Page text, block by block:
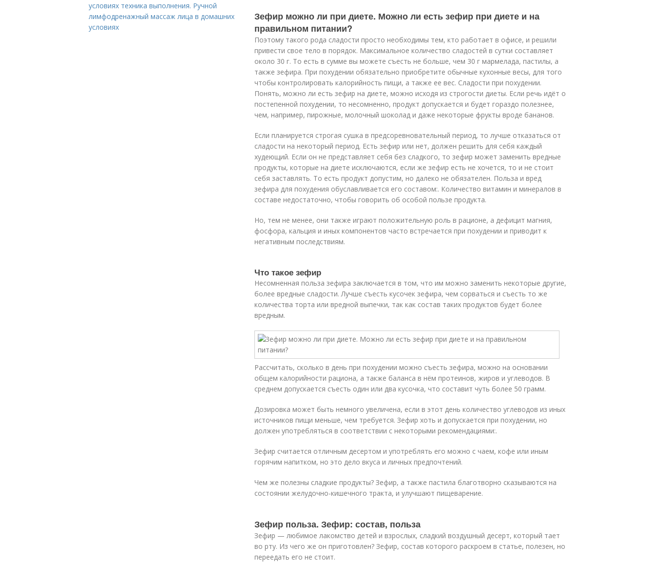
Зефир можно ли при диете. Можно ли есть зефир при диете и на
правильном питании?
Поэтому такого рода сладости просто необходимы тем, кто работает в офисе, и решили
привести свое тело в порядок. Максимальное количество сладостей в сутки составляет
около 30 г. То есть в сумме вы можете съесть не больше, чем 30 г мармелада, пастилы, а
также зефира. При похудении обязательно приобретите обычные кухонные весы, для того
чтобы контролировать калорийность пищи, а также ее вес. Сладости при похудении.
Понять, можно ли есть зефир на диете, можно исходя из строгости диеты. Если речь идёт о
постепенной похудении, то несомненно, продукт допускается и будет гораздо полезнее,
чем, например, пирожные, молочный шоколад и даже некоторые фрукты вроде бананов.
Если планируется строгая сушка в предсоревновательный период, то лучше отказаться от
сладости на некоторый период. Есть зефир или нет, должен решить для себя каждый
худеющий. Если он не представляет себя без сладкого, то зефир может заменить вредные
продукты, которые на диете исключаются, если же зефир есть не хочется, то и не стоит
себя заставлять. То есть продукт допустим, но далеко не обязателен. Польза и вред
зефира для похудения обуславливается его составом:. Количество витамин и минералов в
составе недостаточно, чтобы говорить об особой пользе продукта.
Но, тем не менее, они также играют положительную роль в рационе, а дефицит магния,
фосфора, кальция и иных компонентов часто встречается при похудении и приводит к
негативным последствиям.
Что такое зефир
Несомненная польза зефира заключается в том, что им можно заменить некоторые другие,
более вредные сладости. Лучше съесть кусочек зефира, чем сорваться и съесть то же
количества торта или вредной выпечки, так как состав таких продуктов будет более
вредным.
Рассчитать, сколько в день при похудении можно съесть зефира, можно на основании
общем калорийности рациона, а также баланса в нём протеинов, жиров и углеводов. В
среднем допускается съесть один или два кусочка, что составит чуть более 50 грамм.
Дозировка может быть немного увеличена, если в этот день количество углеводов из иных
источников пищи меньше, чем требуется. Зефир хоть и допускается при похудении, но
должен употребляться в соответствии с некоторыми рекомендациями:.
Зефир считается отличным десертом и употреблять его можно с чаем, кофе или иным
горячим напитком, но это дело вкуса и личных предпочтений.
Чем же полезны сладкие продукты? Зефир, а также пастила благотворно сказываются на
состоянии желудочно-кишечного тракта, и улучшают пищеварение.
Зефир польза. Зефир: состав, польза
Зефир — любимое лакомство детей и взрослых, сладкий воздушный десерт, который тает
во рту. Из чего же он приготовлен? Зефир, состав которого раскроем в статье, полезен, но
переедать его не стоит.
условиях техника выполнения. Ручной
лимфодренажный массаж лица в домашних
условиях